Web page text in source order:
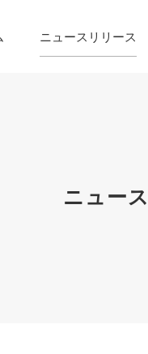
ニュースリリース
ニュー